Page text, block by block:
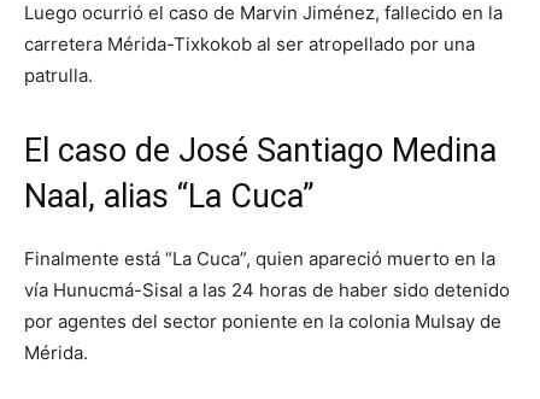
Luego ocurrió el caso de Marvin Jiménez, fallecido en la
carretera Mérida-Tixkokob al ser atropellado por una
patrulla.
El caso de José Santiago Medina
Naal, alias “La Cuca”
Finalmente está “La Cuca”, quien apareció muerto en la
vía Hunucmá-Sisal a las 24 horas de haber sido detenido
por agentes del sector poniente en la colonia Mulsay de
Mérida.